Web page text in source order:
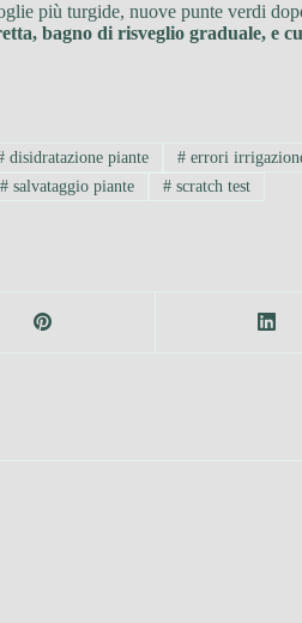
più turgide, nuove punte verdi
bagno di risveglio graduale, e
disidratazione piante # errori
# salvataggio piante # scratch test